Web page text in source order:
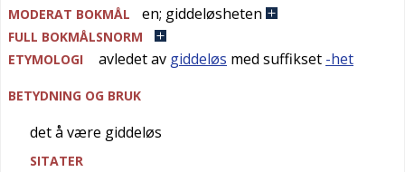
MODERAT BOKMÅL en; giddeløsheten
FULL BOKMÅLSNORM
ETYMOLOGI
avledet av giddeløs med suffikset -het
BETYDNING OG BRUK
det å være giddeløs
SITATER